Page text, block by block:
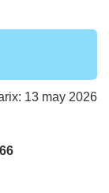
13 may 2026